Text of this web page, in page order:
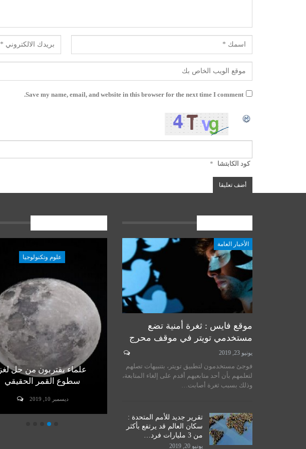
Save my name, email, and website in this browser for the next time I comment.
كود الكابتشا *
الأخبار العامة
موقع فايس : ثغرة أمنية تضع
مستخدمي تويتر في موقف محرج
يونيو 23, 2019
فوجئ مستخدمون لتطبيق تويتر، بتنبيهات تصلهم
لتعلمهم بأن أحد متابعيهم أقدم على إلغاء المتابعة،
وذلك بسبب ثغرة أصابت…
تقرير جديد للأمم المتحدة :
سكان العالم قد يرتفع بأكثر
من 3 مليارات فرد…
يونيو 20, 2019
أخبار المرجعية
سماحة المرجع الكبير السيد
الحكيم يستقبل طلبة مدرسة نور
الحكمة للدراسات الحوزوية،…
علوم وتكنولوجيا
علماء يقتربون من حل لغز
سطوع القمر الحقيقي
ديسمبر 10, 2019